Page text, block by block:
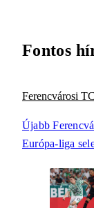
Fontos
Ferencvárosi TC
Újabb
Európa-liga